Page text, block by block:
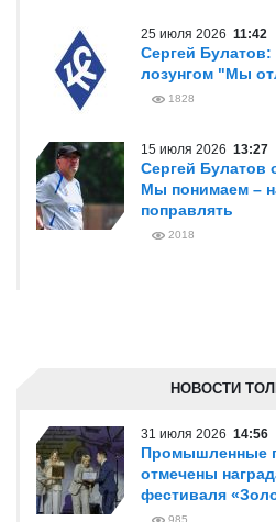
25 июля 2026 11:42
Сергей
лозунгом "Мы
1828
15 июля 2026 13:27
Сергей
Мы понимаем –
поправлять
2018
НОВОСТИ
31 июля 2026 14:56
Промышленные
отмечены
фестиваля
985